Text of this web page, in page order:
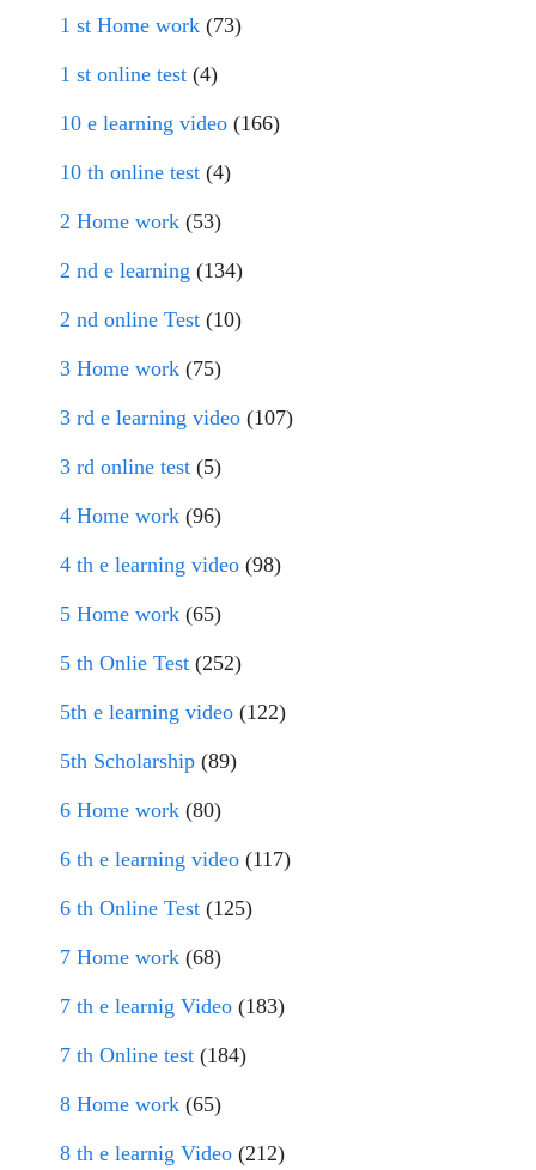
1 st Home work (73)
1 st online test (4)
10 e learning video (166)
10 th online test (4)
2 Home work (53)
2 nd e learning (134)
2 nd online Test (10)
3 Home work (75)
3 rd e learning video (107)
3 rd online test (5)
4 Home work (96)
4 th e learning video (98)
5 Home work (65)
5 th Onlie Test (252)
5th e learning video (122)
5th Scholarship (89)
6 Home work (80)
6 th e learning video (117)
6 th Online Test (125)
7 Home work (68)
7 th e learnig Video (183)
7 th Online test (184)
8 Home work (65)
8 th e learnig Video (212)